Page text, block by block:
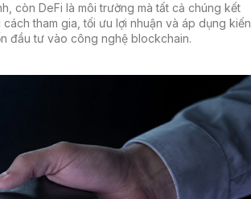
còn DeFi là môi trường mà tất cả chúng kết
tham gia, tối ưu lợi nhuận và áp dụng kiến
đầu tư vào công nghệ blockchain.